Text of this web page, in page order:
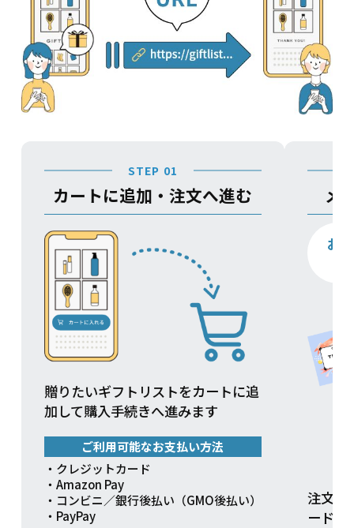
STEP 01
カートに追加・注文へ進む
贈りたいギフトリストをカートに追
加して購入手続きへ進みます
ご利用可能なお支払い方法
・クレジットカード
・Amazon Pay
・コンビニ／銀行後払い（GMO後払い）
・PayPay
メ
お
注文方
ードを